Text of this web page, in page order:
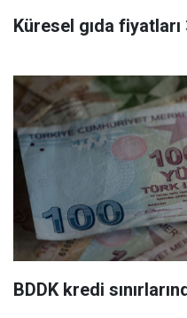
Küresel gıda
BDDK kredi